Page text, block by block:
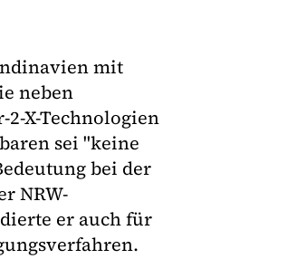
mit
neben
X-Technologien
sei "keine
bei der
NRW-
er auch für